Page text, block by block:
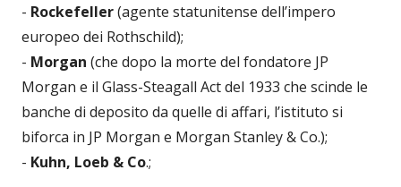
- Rockefeller(agente statunitense dell’impero
europeo dei Rothschild);
- Morgan (che dopo la morte del fondatore JP
Morgan e il Glass-Steagall Act del 1933 che scinde le
banche di deposito da quelle di affari, l’istituto si
biforca in JP Morgan e Morgan Stanley & Co.);
- Kuhn, Loeb & Co.;